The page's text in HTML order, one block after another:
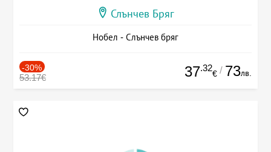
Слънчев Бряг
Нобел - Слънчев бряг
-30%
53.17€ 37.32
€ / 73лв.